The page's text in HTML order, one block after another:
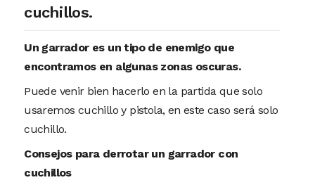
cuchillos.
Un garrador es un tipo de enemigo que
encontramos en algunas zonas oscuras.
Puede venir bien hacerlo en la partida que solo
usaremos cuchillo y pistola, en este caso será solo
cuchillo.
Consejos para derrotar un garrador con
cuchillos